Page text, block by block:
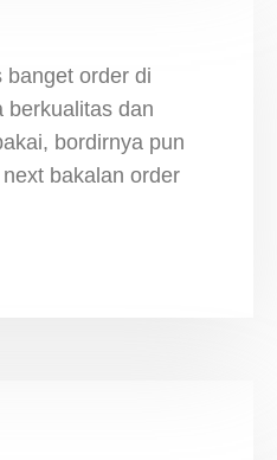
banget order di
berkualitas dan
bordirnya pun
bakalan order